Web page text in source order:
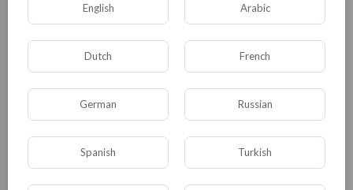
Комментариев нет
English Arabic
Dutch French
German Russian
Spanish Turkish